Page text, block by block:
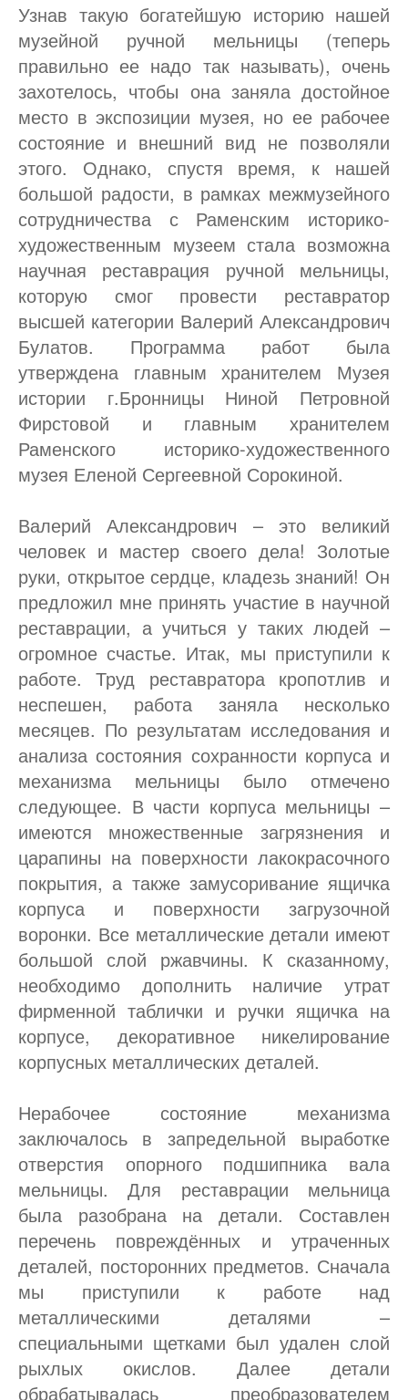
Узнав такую богатейшую историю нашей
музейной ручной мельницы (теперь
правильно ее надо так называть), очень
захотелось, чтобы она заняла достойное
место в экспозиции музея, но ее рабочее
состояние и внешний вид не позволяли
этого. Однако, спустя время, к нашей
большой радости, в рамках межмузейного
сотрудничества с Раменским историко-
художественным музеем стала возможна
научная реставрация ручной мельницы,
которую смог провести реставратор
высшей категории Валерий Александрович
Булатов. Программа работ была
утверждена главным хранителем Музея
истории г.Бронницы Ниной Петровной
Фирстовой и главным хранителем
Раменского историко-художественного
музея Еленой Сергеевной Сорокиной.
Валерий Александрович – это великий
человек и мастер своего дела! Золотые
руки, открытое сердце, кладезь знаний! Он
предложил мне принять участие в научной
реставрации, а учиться у таких людей –
огромное счастье. Итак, мы приступили к
работе. Труд реставратора кропотлив и
неспешен, работа заняла несколько
месяцев. По результатам исследования и
анализа состояния сохранности корпуса и
механизма мельницы было отмечено
следующее. В части корпуса мельницы –
имеются множественные загрязнения и
царапины на поверхности лакокрасочного
покрытия, а также замусоривание ящичка
корпуса и поверхности загрузочной
воронки. Все металлические детали имеют
большой слой ржавчины. К сказанному,
необходимо дополнить наличие утрат
фирменной таблички и ручки ящичка на
корпусе, декоративное никелирование
корпусных металлических деталей.
Нерабочее состояние механизма
заключалось в запредельной выработке
отверстия опорного подшипника вала
мельницы. Для реставрации мельница
была разобрана на детали. Составлен
перечень повреждённых и утраченных
деталей, посторонних предметов. Сначала
мы приступили к работе над
металлическими деталями –
специальными щетками был удален слой
рыхлых окислов. Далее детали
обрабатывалась преобразователем